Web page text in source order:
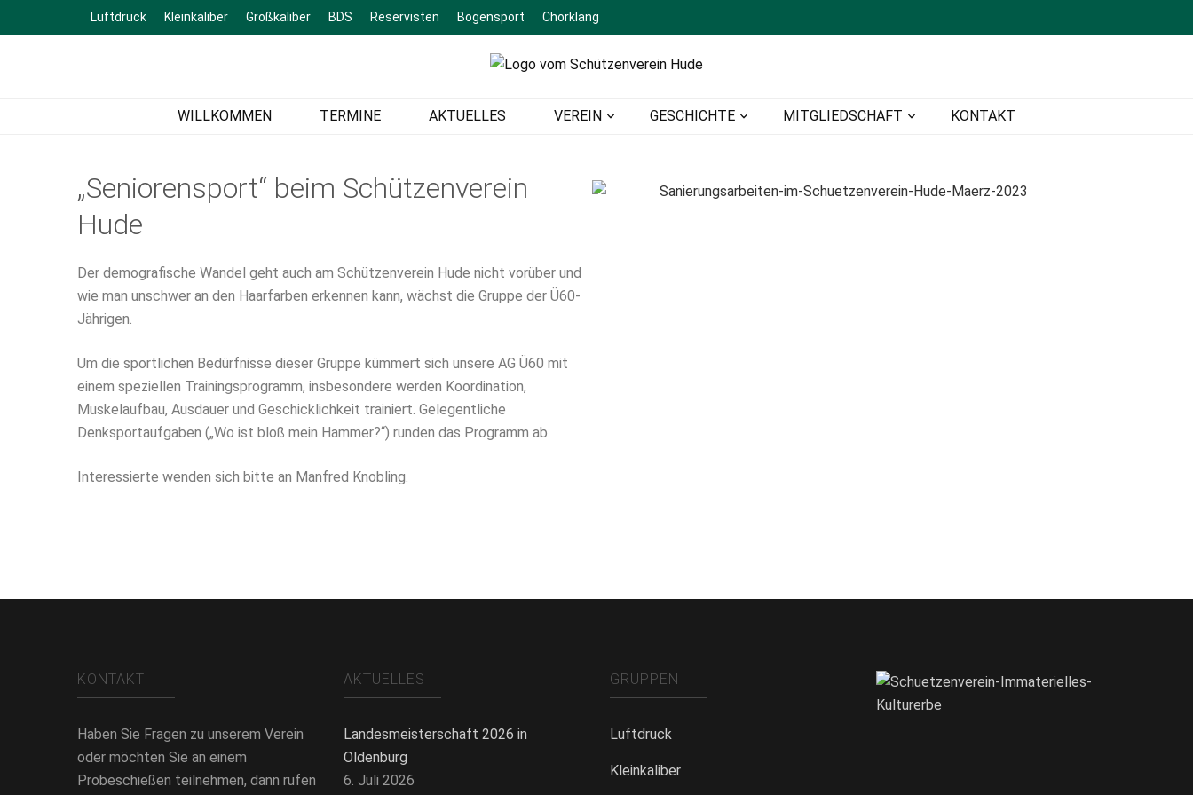
Luftdruck Kleinkaliber Großkaliber BDS Reservisten Bogensport Chorklang
Schützenverein Hude
WILLKOMMEN TERMINE AKTUELLES VEREIN GESCHICHTE MITGLIEDSCHAFT KONTAKT
„Seniorensport“ beim Schützenverein
Hude
Der demografische Wandel geht auch am Schützenverein Hude nicht vorüber und
wie man unschwer an den Haarfarben erkennen kann, wächst die Gruppe der Ü60-
Jährigen.
Um die sportlichen Bedürfnisse dieser Gruppe kümmert sich unsere AG Ü60 mit
einem speziellen Trainingsprogramm, insbesondere werden Koordination,
Muskelaufbau, Ausdauer und Geschicklichkeit trainiert. Gelegentliche
Denksportaufgaben („Wo ist bloß mein Hammer?“) runden das Programm ab.
Interessierte wenden sich bitte an Manfred Knobling.
KONTAKT
Haben Sie Fragen zu unserem Verein
oder möchten Sie an einem
Probeschießen teilnehmen, dann rufen
AKTUELLES
Landesmeisterschaft 2026 in
Oldenburg
6. Juli 2026
GRUPPEN
Luftdruck
Kleinkaliber